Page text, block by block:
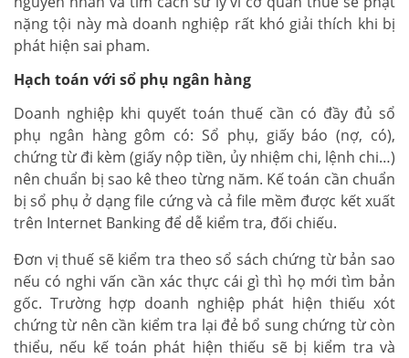
nặng tội này mà doanh nghiệp rất khó giải thích khi bị
phát hiện sai pham.
Hạch toán với sổ phụ ngân hàng
Doanh nghiệp khi quyết toán thuế cần có đầy đủ sổ
phụ ngân hàng gôm có: Sổ phụ, giấy báo (nợ, có),
chứng từ đi kèm (giấy nộp tiền, ủy nhiệm chi, lệnh chi…)
nên chuẩn bị sao kê theo từng năm. Kế toán cần chuẩn
bị sổ phụ ở dạng file cứng và cả file mềm được kết xuất
trên Internet Banking để dễ kiểm tra, đối chiếu.
Đơn vị thuế sẽ kiểm tra theo sổ sách chứng từ bản sao
nếu có nghi vấn cần xác thực cái gì thì họ mới tìm bản
gốc. Trường hợp doanh nghiệp phát hiện thiếu xót
chứng từ nên cần kiểm tra lại đẻ bổ sung chứng từ còn
thiểu, nếu kế toán phát hiện thiếu sẽ bị kiểm tra và